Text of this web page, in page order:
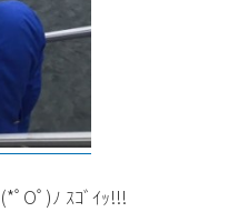
Oﾟ)ﾉ ｽｺﾞｲｯ!!!